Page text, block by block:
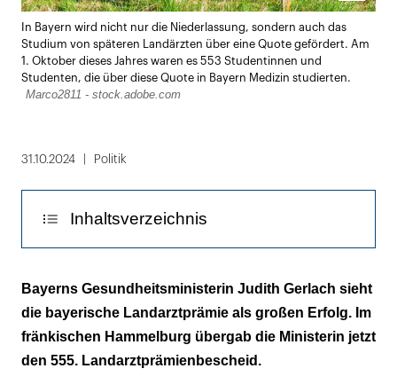
Lightbox
öffnen
In Bayern wird nicht nur die Niederlassung, sondern auch das
Studium von späteren Landärzten über eine Quote gefördert. Am
1. Oktober dieses Jahres waren es 553 Studentinnen und
Studenten, die über diese Quote in Bayern Medizin studierten.
Marco2811 - stock.adobe.com
31.10.2024 Politik
Inhaltsverzeichnis
5,8 Prozent der Studienplätze gehen an
spätere Landärzte
Bayerns Gesundheitsministerin Judith Gerlach sieht
die bayerische Landarztprämie als großen Erfolg. Im
fränkischen Hammelburg übergab die Ministerin jetzt
den 555. Landarztprämienbescheid.